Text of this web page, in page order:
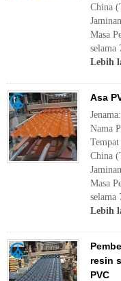
China
Masa
selama
Lebih
Asa
Nama
China
Masa
selama
Lebih
resin
PVC